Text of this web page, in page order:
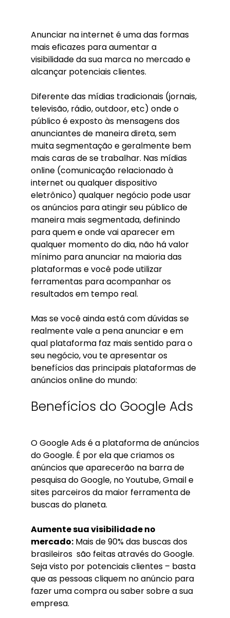
Anunciar na internet é uma das formas
mais eficazes para aumentar a
visibilidade da sua marca no mercado e
alcançar potenciais clientes.
Diferente das mídias tradicionais (jornais,
televisão, rádio, outdoor, etc) onde o
público é exposto às mensagens dos
anunciantes de maneira direta, sem
muita segmentação e geralmente bem
mais caras de se trabalhar. Nas mídias
online (comunicação relacionado à
internet ou qualquer dispositivo
eletrônico) qualquer negócio pode usar
os anúncios para atingir seu público de
maneira mais segmentada, definindo
para quem e onde vai aparecer em
qualquer momento do dia, não há valor
mínimo para anunciar na maioria das
plataformas e você pode utilizar
ferramentas para acompanhar os
resultados em tempo real.
Mas se você ainda está com dúvidas se
realmente vale a pena anunciar e em
qual plataforma faz mais sentido para o
seu negócio, vou te apresentar os
benefícios das principais plataformas de
anúncios online do mundo:
Benefícios do Google Ads
O Google Ads é a plataforma de anúncios
do Google. É por ela que criamos os
anúncios que aparecerão na barra de
pesquisa do Google, no Youtube, Gmail e
sites parceiros da maior ferramenta de
buscas do planeta.
Aumente sua visibilidade no
mercado: Mais de 90% das buscas dos
brasileiros são feitas através do Google.
Seja visto por potenciais clientes – basta
que as pessoas cliquem no anúncio para
fazer uma compra ou saber sobre a sua
empresa.